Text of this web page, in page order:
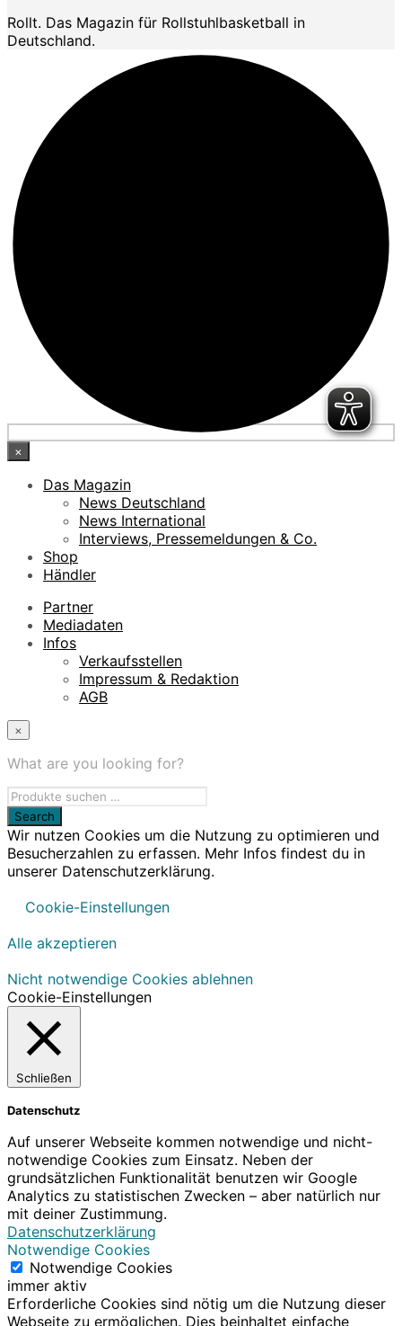
Rollt. Das Magazin für Rollstuhlbasketball in
Deutschland.
×
Das Magazin
News Deutschland
News International
Interviews, Pressemeldungen & Co.
Shop
Händler
Partner
Mediadaten
Infos
Verkaufsstellen
Impressum & Redaktion
AGB
×
What are you looking for?
Wir nutzen Cookies um die Nutzung zu optimieren und
Besucherzahlen zu erfassen. Mehr Infos findest du in
unserer Datenschutzerklärung.
Cookie-Einstellungen
Alle akzeptieren
Nicht notwendige Cookies ablehnen
Cookie-Einstellungen
Schließen
Datenschutz
Auf unserer Webseite kommen notwendige und nicht-
notwendige Cookies zum Einsatz. Neben der
grundsätzlichen Funktionalität benutzen wir Google
Analytics zu statistischen Zwecken – aber natürlich nur
mit deiner Zustimmung.
Datenschutzerklärung
Notwendige Cookies
Notwendige Cookies
immer aktiv
Erforderliche Cookies sind nötig um die Nutzung dieser
Webseite zu ermöglichen. Dies beinhaltet einfache